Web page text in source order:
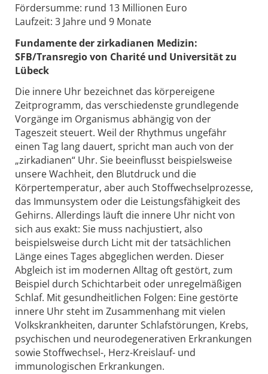
Fördersumme: rund 13 Millionen Euro
Laufzeit: 3 Jahre und 9 Monate
Fundamente der zirkadianen Medizin:
SFB/Transregio von Charité und Universität zu
Lübeck
Die innere Uhr bezeichnet das körpereigene
Zeitprogramm, das verschiedenste grundlegende
Vorgänge im Organismus abhängig von der
Tageszeit steuert. Weil der Rhythmus ungefähr
einen Tag lang dauert, spricht man auch von der
„zirkadianen“ Uhr. Sie beeinflusst beispielsweise
unsere Wachheit, den Blutdruck und die
Körpertemperatur, aber auch Stoffwechselprozesse,
das Immunsystem oder die Leistungsfähigkeit des
Gehirns. Allerdings läuft die innere Uhr nicht von
sich aus exakt: Sie muss nachjustiert, also
beispielsweise durch Licht mit der tatsächlichen
Länge eines Tages abgeglichen werden. Dieser
Abgleich ist im modernen Alltag oft gestört, zum
Beispiel durch Schichtarbeit oder unregelmäßigen
Schlaf. Mit gesundheitlichen Folgen: Eine gestörte
innere Uhr steht im Zusammenhang mit vielen
Volkskrankheiten, darunter Schlafstörungen, Krebs,
psychischen und neurodegenerativen Erkrankungen
sowie Stoffwechsel-, Herz-Kreislauf- und
immunologischen Erkrankungen.